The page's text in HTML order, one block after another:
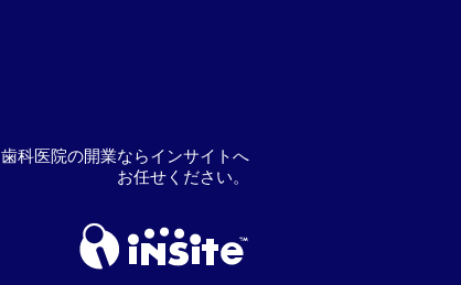
歯科医院の開業ならインサイトへ
お任せください。